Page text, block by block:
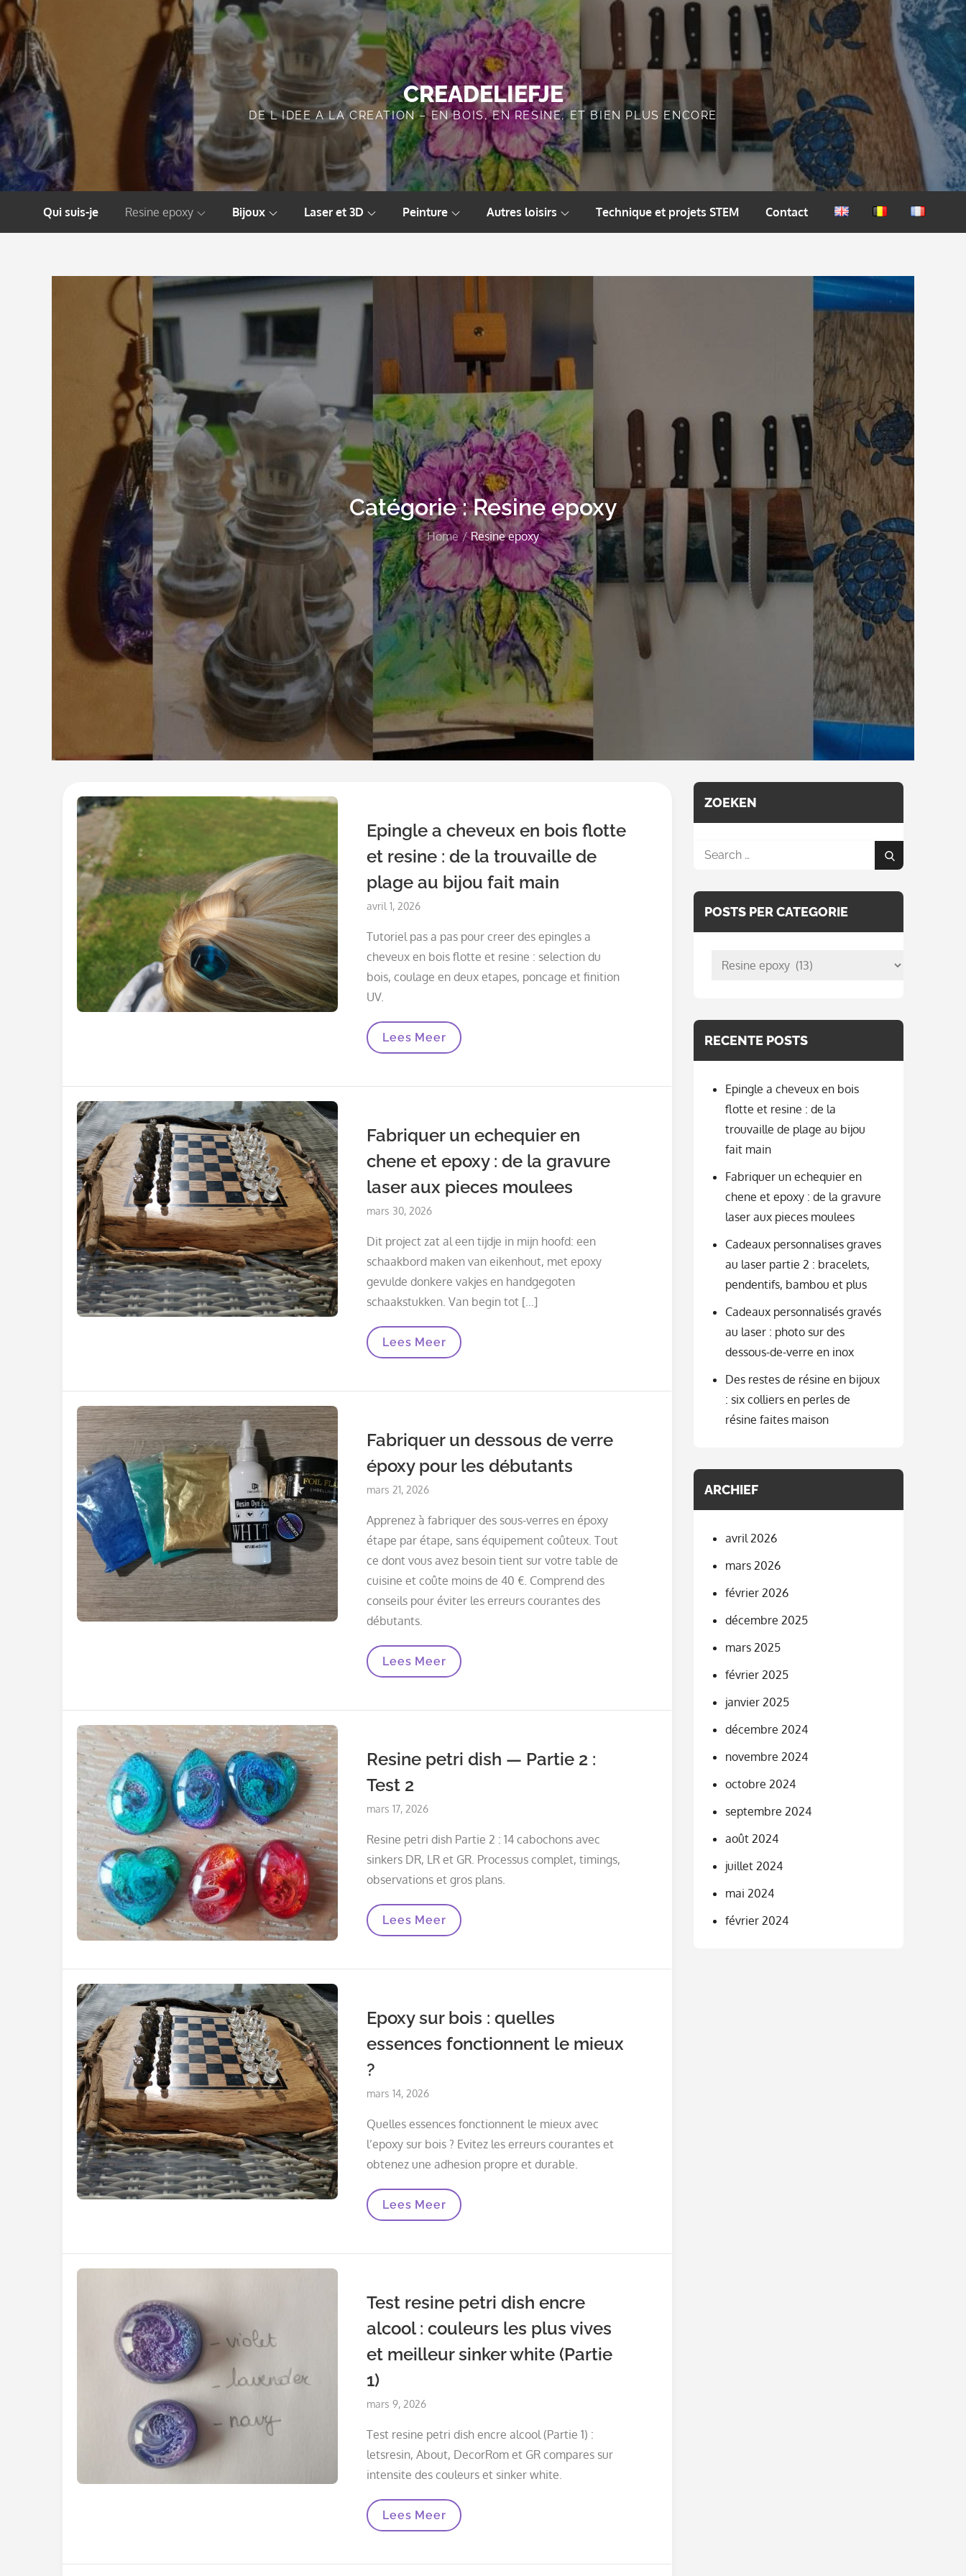
Skip
to
content
CREADELIEFJE
DE L IDEE A LA CREATION – EN BOIS, EN RESINE, ET BIEN PLUS ENCORE
Qui suis-je Resine epoxy Bijoux Laser et 3D Peinture Autres loisirs Technique et projets STEM Contact
EnglishNederlandsFrançais
Catégorie :Resine epoxy
Home Resine epoxy
Epingle a cheveux en bois flotte
et resine : de la trouvaille de
plage au bijou fait main
Posted
avril 1, 2026
Tutoriel pas a pas pour creer des epingles a
cheveux en bois flotte et resine : selection du
bois, coulage en deux etapes, poncage et finition
UV.
Epingle
Bois
:
La
Trouvaille
De
Plage
Au
Bijou
Main
Lees Meer
Fabriquer un echequier en
chene et epoxy : de la gravure
laser aux pieces moulees
Posted
mars 30, 2026
Dit project zat al een tijdje in mijn hoofd: een
schaakbord maken van eikenhout, met epoxy
gevulde donkere vakjes en handgegoten
schaakstukken. Van begin tot […]
Fabriquer
Chene
De
Gravure
Laser
Aux
Moulees
Lees Meer
Fabriquer un dessous de verre
époxy pour les débutants
Posted
mars 21, 2026
Apprenez à fabriquer des sous-verres en époxy
étape par étape, sans équipement coûteux. Tout
ce dont vous avez besoin tient sur votre table de
cuisine et coûte moins de 40 €. Comprend des
conseils pour éviter les erreurs courantes des
débutants.
Fabriquer
Verre
Débutants
Lees Meer
Resine petri dish — Partie 2 :
Test 2
Posted
mars 17, 2026
Resine petri dish Partie 2 : 14 cabochons avec
sinkers DR, LR et GR. Processus complet, timings,
observations et gros plans.
Resine
Partie
2
Lees Meer
Epoxy sur bois : quelles
essences fonctionnent le mieux
?
Posted
mars 14, 2026
Quelles essences fonctionnent le mieux avec
l’epoxy sur bois ? Evitez les erreurs courantes et
obtenez une adhesion propre et durable.
Epoxy
Quelles
Mieux
Lees Meer
Test resine petri dish encre
alcool : couleurs les plus vives
et meilleur sinker white (Partie
1)
Posted
mars 9, 2026
Test resine petri dish encre alcool (Partie 1) :
letsresin, About, DecorRom et GR compares sur
intensite des couleurs et sinker white.
Test
Encre
Lees Meer
ZOEKEN
Search
Search
POSTS PER CATEGORIE
posts
RECENTE POSTS
Epingle a cheveux en bois
flotte et resine : de la
trouvaille de plage au bijou
fait main
Fabriquer un echequier en
chene et epoxy : de la gravure
laser aux pieces moulees
Cadeaux personnalises graves
au laser partie 2 : bracelets,
pendentifs, bambou et plus
Cadeaux personnalisés gravés
au laser : photo sur des
dessous-de-verre en inox
Des restes de résine en bijoux
: six colliers en perles de
résine faites maison
ARCHIEF
avril 2026
mars 2026
février 2026
décembre 2025
mars 2025
février 2025
janvier 2025
décembre 2024
novembre 2024
octobre 2024
septembre 2024
août 2024
juillet 2024
mai 2024
février 2024